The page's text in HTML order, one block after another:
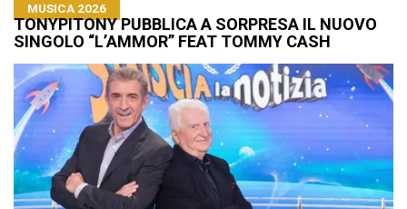
MUSICA 2026
TONYPITONY PUBBLICA A SORPRESA IL NUOVO
SINGOLO “L’AMMOR” FEAT TOMMY CASH